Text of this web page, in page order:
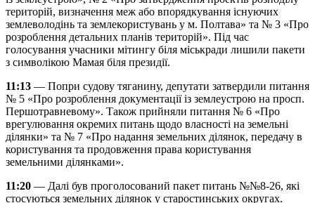
територій, визначення меж або впорядкування існуючих
землеволодінь та землекористувань у м. Полтава» та № 3 «Про
розроблення детальних планів територій». Під час
голосування учасники мітингу біля міськради лишили пакети
з символікою Мамая біля президії.
11:13 — Попри судову тяганину, депутати затвердили питання
№ 5 «Про розроблення документації із землеустрою на просп.
Першотравневому». Також прийняли питання № 6 «Про
врегулювання окремих питань щодо власності на земельні
ділянки» та № 7 «Про надання земельних ділянок, передачу в
користування та продовження права користування
земельними ділянками».
11:20 — Далі був проголосований пакет питань №№8-26, які
стосуються земельних ділянок у старостинських округах.